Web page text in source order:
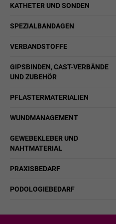
KATHETER UND SONDEN
SPEZIALBANDAGEN
VERBANDSTOFFE
GIPSBINDEN, CAST-VERBÄNDE
UND ZUBEHÖR
PFLASTERMATERIALIEN
WUNDMANAGEMENT
GEWEBEKLEBER UND
NAHTMATERIAL
PRAXISBEDARF
PODOLOGIEBEDARF